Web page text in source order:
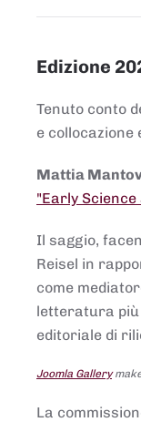
Edizione
Tenuto conto
e
Mattia
"Early
Il saggio,
Reisel in
come
letteratura più
editoriale di
Joomla Gallery
La